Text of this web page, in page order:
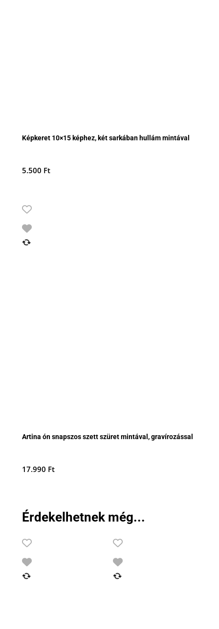
Képkeret 10×15 képhez, két sarkában hullám mintával
5.500 Ft
Artina ón snapszos szett szüret mintával, gravírozással
17.990 Ft
Érdekelhetnek még...